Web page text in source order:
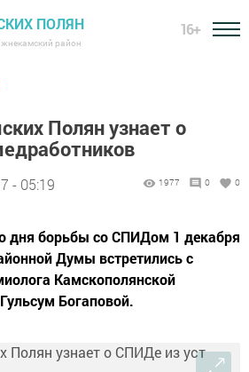
ПОЛЯН
район
16+
Полян узнает о
- 05:19 1977 0 0
дня борьбы со СПИДом 1 декабря
Думы встретились с
Камскополянской
Богаповой.